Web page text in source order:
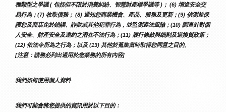
種類型之爭議 ( 包括但不限於消費糾紛、智慧財產權爭議等 )； (6) 增進安全交
易行為；(7) 收取債務； (8) 通知您商業機會、產品、服務及更新；(9) 偵測並保
護您及商店免於錯誤、詐欺或其他犯罪行為，並監測遵法風險；(10) 調查針對個
人安全、財產安全及違約之潛在不法行為；(11) 履行條款與細則及退換貨政策；
(12) 依法令所為之行為；以及 (13) 其他於蒐集當時取得您同意之目的。
[注意：請務必列出適用於您業務的所有內容]
我們如何使用個人資料
我們可能會將您提供的資訊用於以下目的：